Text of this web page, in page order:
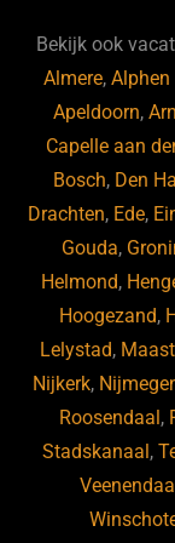
b
o
o
k
d
s
Bekijk ook
Almere,Alphen
Apeldoorn,
Capelle aan
Bosch, Den
Drachten, Ede,
Gouda,
Helmond,
Hoogezand,
Lelystad,
Nijkerk,
Roosendaal ,
Stadskanaal ,
Veenendaal